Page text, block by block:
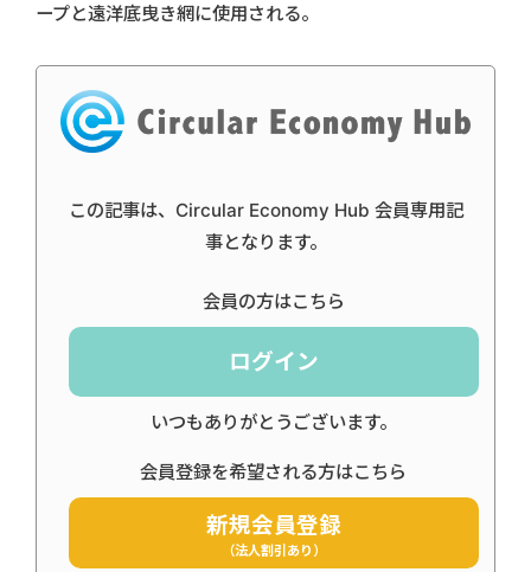
ープと遠洋底曳き網に使用される。
この記事は、Circular Economy Hub 会員専用記
事となります。
会員の方はこちら
ログイン
いつもありがとうございます。
会員登録を希望される方はこちら
新規会員登録
（法人割引あり）